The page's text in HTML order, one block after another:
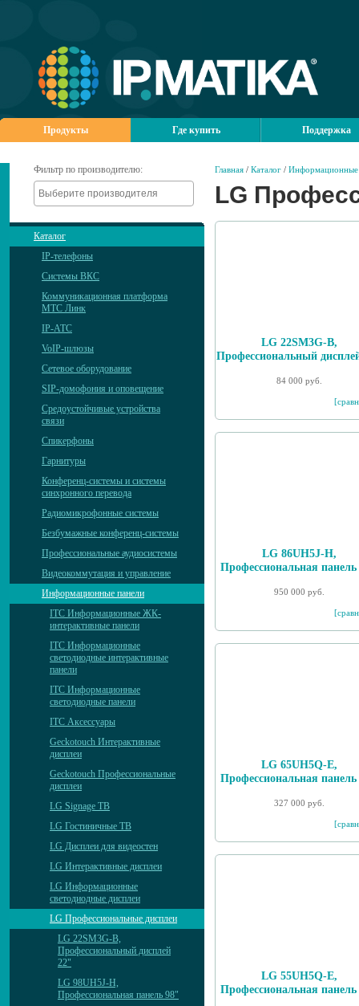
Продукты Где купить Поддержка
Фильтр по производителю:
Каталог
IP-телефоны
Системы ВКС
Коммуникационная платформа
МТС Линк
IP-АТС
VoIP-шлюзы
Сетевое оборудование
SIP-домофония и оповещение
Средоустойчивые устройства
связи
Спикерфоны
Гарнитуры
Конференц-системы и системы
синхронного перевода
Радиомикрофонные системы
Безбумажные конференц-системы
Профессиональные аудиосистемы
Видеокоммутация и управление
Информационные панели
ITC Информационные ЖК-
интерактивные панели
ITC Информационные
светодиодные интерактивные
панели
ITC Информационные
светодиодные панели
ITC Аксессуары
Geckotouch Интерактивные
дисплеи
Geckotouch Профессиональные
дисплеи
LG Signage ТВ
LG Гостиничные ТВ
LG Дисплеи для видеостен
LG Интерактивные дисплеи
LG Информационные
светодиодные дисплеи
LG Профессиональные дисплеи
LG 22SM3G-B,
Профессиональный дисплей
22"
LG 98UH5J-H,
Профессиональная панель 98"
Главная / Каталог / Информационные
LG
LG 22SM3G-B,
Профессиональный
84 000 руб.
LG 86UH5J-H,
Профессиональная
950 000 руб.
LG 65UH5Q-E,
Профессиональная
327 000 руб.
LG 55UH5Q-E,
Профессиональная